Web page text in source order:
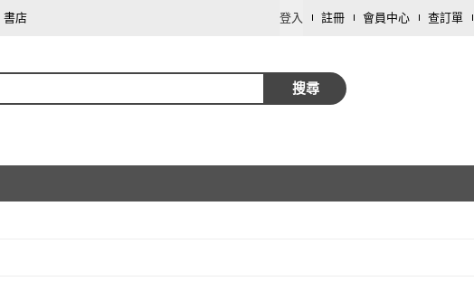
書店 登入 註冊 會員中心 查訂單
搜尋